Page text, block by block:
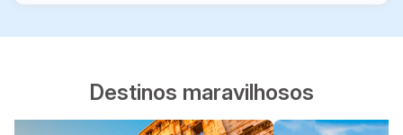
Destinos maravilhosos